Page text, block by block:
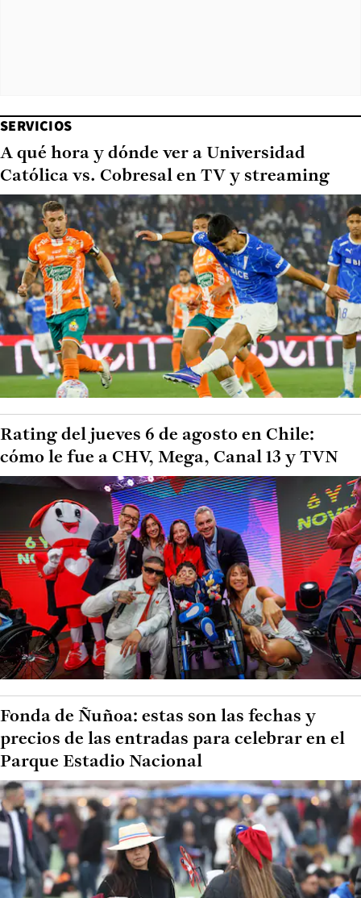
SERVICIOS
A qué hora y dónde ver a Universidad
Católica vs. Cobresal en TV y streaming
Rating del jueves 6 de agosto en Chile:
cómo le fue a CHV, Mega, Canal 13 y TVN
Fonda de Ñuñoa: estas son las fechas y
precios de las entradas para celebrar en el
Parque Estadio Nacional